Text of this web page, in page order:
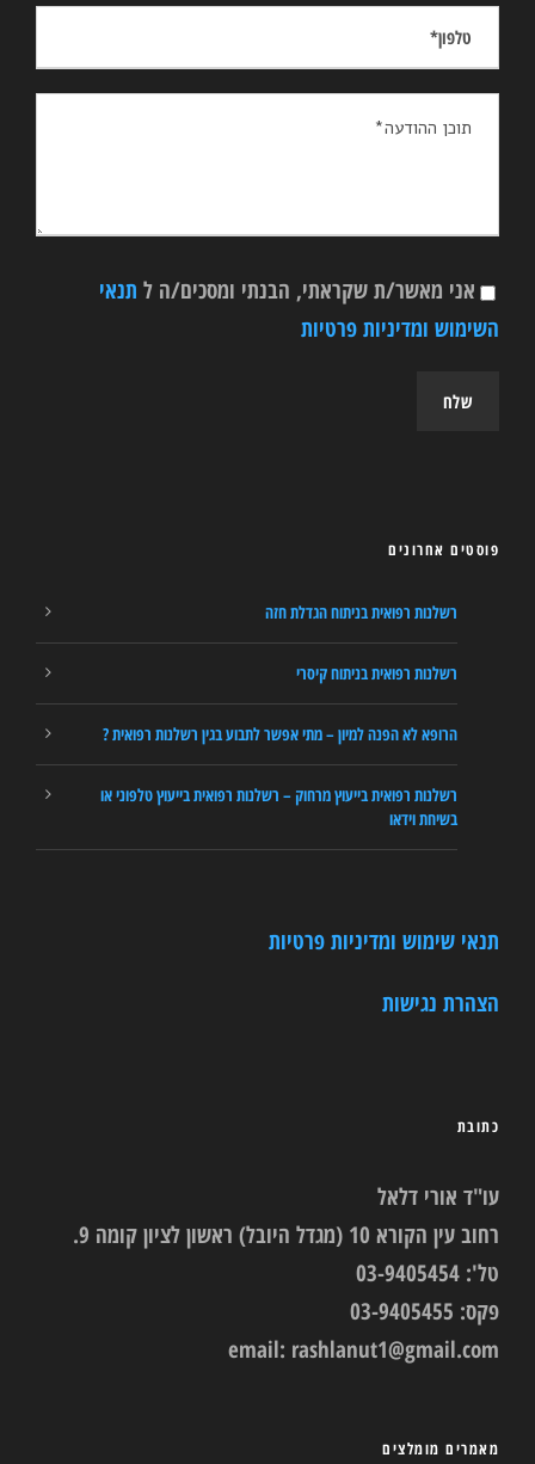
אני מאשר/ת שקראתי, הבנתי ומסכים/ה ל תנאי
השימוש ומדיניות פרטיות
פוסטים אחרונים
רשלנות רפואית בניתוח הגדלת חזה
רשלנות רפואית בניתוח קיסרי
הרופא לא הפנה למיון – מתי אפשר לתבוע בגין רשלנות רפואית ?
רשלנות רפואית בייעוץ מרחוק – רשלנות רפואית בייעוץ טלפוני או
בשיחת וידאו
תנאי שימוש ומדיניות פרטיות
הצהרת נגישות
כתובת
עו"ד אורי דלאל
רחוב עין הקורא 10 (מגדל היובל) ראשון לציון קומה 9.
טל': 03-9405454
פקס: 03-9405455
email: rashlanut1@gmail.com
מאמרים מומלצים